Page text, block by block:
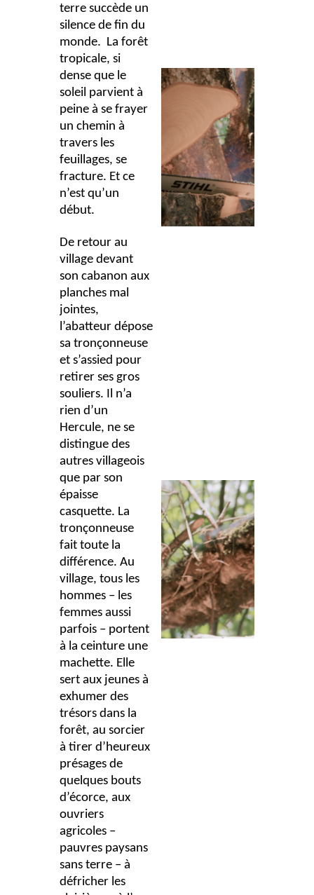
terre succède un
silence de fin du
monde. La forêt
tropicale, si
dense que le
soleil parvient à
peine à se frayer
un chemin à
travers les
feuillages, se
fracture. Et ce
n’est qu’un
début.
De retour au
village devant
son cabanon aux
planches mal
jointes,
l’abatteur dépose
sa tronçonneuse
et s’assied pour
retirer ses gros
souliers. Il n’a
rien d’un
Hercule, ne se
distingue des
autres villageois
que par son
épaisse
casquette. La
tronçonneuse
fait toute la
différence. Au
village, tous les
hommes – les
femmes aussi
parfois – portent
à la ceinture une
machette. Elle
sert aux jeunes à
exhumer des
trésors dans la
forêt, au sorcier
à tirer d’heureux
présages de
quelques bouts
d’écorce, aux
ouvriers
agricoles –
pauvres paysans
sans terre – à
défricher les